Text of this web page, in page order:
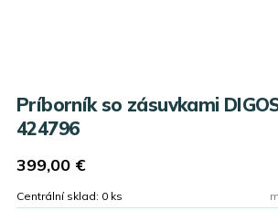
Príborník so zásuvkami DIGOS EGLO
424796
399,00 €
Centrální sklad: 0 ks